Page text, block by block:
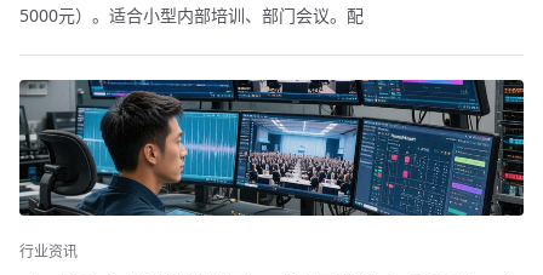
5000元）。适合小型内部培训、部门会议。配
行业资讯